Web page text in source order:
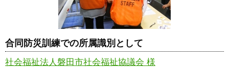
合同防災訓練での所属識別として
社会福祉法人磐田市社会福祉協議会 様